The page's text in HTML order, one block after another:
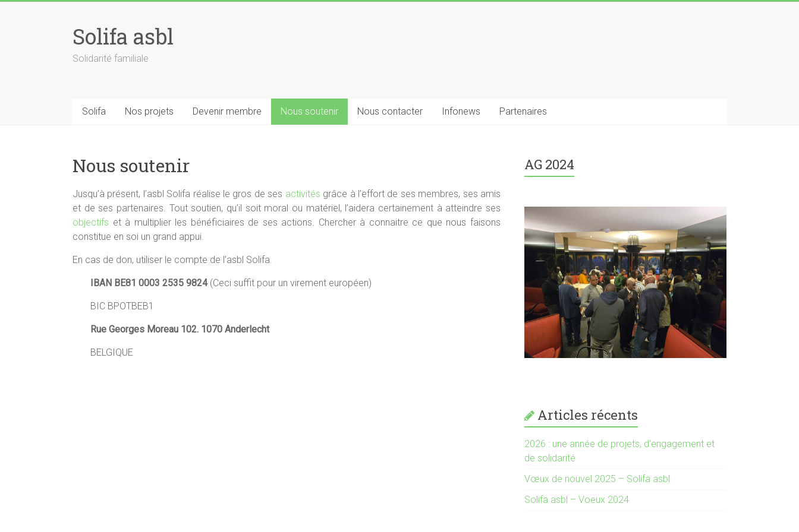
Solifa asbl
Solidarité familiale
Solifa Nos projets Devenir membre Nous soutenir Nous contacter Infonews Partenaires
Nous soutenir
Jusqu’à présent, l’asbl Solifa réalise le gros de ses activités grâce à l’effort de ses membres, ses amis
et de ses partenaires. Tout soutien, qu’il soit moral ou matériel, l’aidera certainement à atteindre ses
objectifs et à multiplier les bénéficiaires de ses actions. Chercher à connaitre ce que nous faisons
constitue en soi un grand appui.
En cas de don, utiliser le compte de l’asbl Solifa.
IBAN BE81 0003 2535 9824(Ceci suffit pour un virement européen)
BIC BPOTBEB1
Rue Georges Moreau 102. 1070 Anderlecht
BELGIQUE
AG 2024
Articles récents
2026 : une année de projets, d’engagement et
de solidarité
Vœux de nouvel 2025 – Solifa asbl
Solifa asbl – Voeux 2024